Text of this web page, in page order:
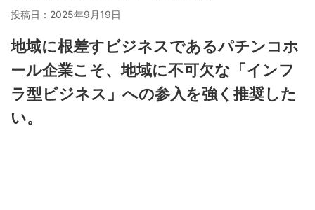
投稿日： 2025年9月19日
地域に根差すビジネスであるパチンコホ
ール企業こそ、地域に不可欠な「インフ
ラ型ビジネス」への参入を強く推奨した
い。